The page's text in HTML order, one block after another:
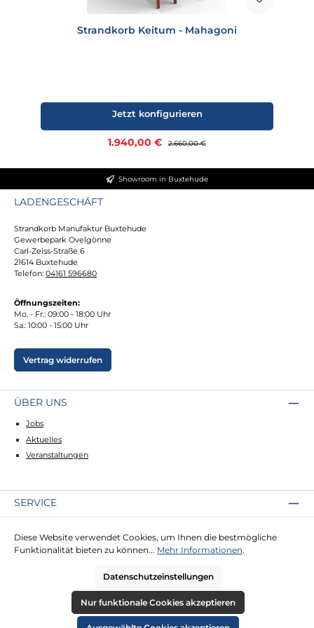
Strandkorb Keitum - Mahagoni
Verkaufspreis:
1.940,00 € Regulärer Preis:
2.660,00 €
Jetzt konfigurieren
Showroom in Buxtehude
LADENGESCHÄFT
Strandkorb Manufaktur Buxtehude
Gewerbepark Ovelgönne
Carl-Zeiss-Straße 6
21614 Buxtehude
Telefon: 04161 596680
Öffnungszeiten:
Mo. - Fr.: 09:00 - 18:00 Uhr
Sa.: 10:00 - 15:00 Uhr
Vertrag widerrufen
ÜBER UNS
Jobs
Aktuelles
Veranstaltungen
SERVICE
Lieferung
Zahlung
RECHTLICHES
Diese Website verwendet Cookies, um Ihnen die bestmögliche
Funktionalität bieten zu können... Mehr Informationen.
Datenschutzeinstellungen
Nur funktionale Cookies akzeptieren